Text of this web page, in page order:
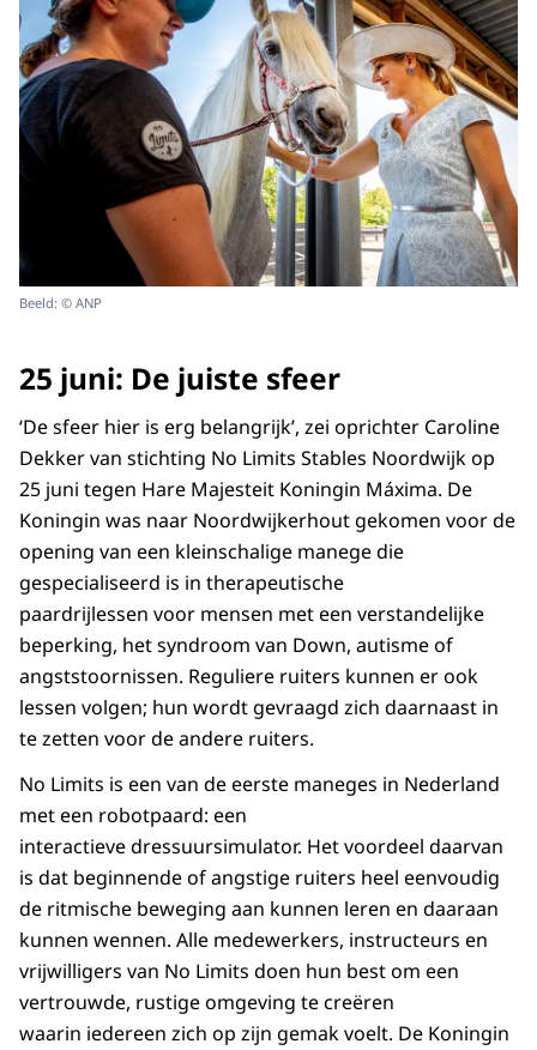
Beeld: © ANP
25 juni: De juiste sfeer
‘De sfeer hier is erg belangrijk’, zei oprichter Caroline
Dekker van stichting No Limits Stables Noordwijk op
25 juni tegen Hare Majesteit Koningin Máxima. De
Koningin was naar Noordwijkerhout gekomen voor de
opening van een kleinschalige manege die
gespecialiseerd is in therapeutische
paardrijlessen voor mensen met een verstandelijke
beperking, het syndroom van Down, autisme of
angststoornissen. Reguliere ruiters kunnen er ook
lessen volgen; hun wordt gevraagd zich daarnaast in
te zetten voor de andere ruiters.
No Limits is een van de eerste maneges in Nederland
met een robotpaard: een
interactieve dressuursimulator. Het voordeel daarvan
is dat beginnende of angstige ruiters heel eenvoudig
de ritmische beweging aan kunnen leren en daaraan
kunnen wennen. Alle medewerkers, instructeurs en
vrijwilligers van No Limits doen hun best om een
vertrouwde, rustige omgeving te creëren
waarin iedereen zich op zijn gemak voelt. De Koningin